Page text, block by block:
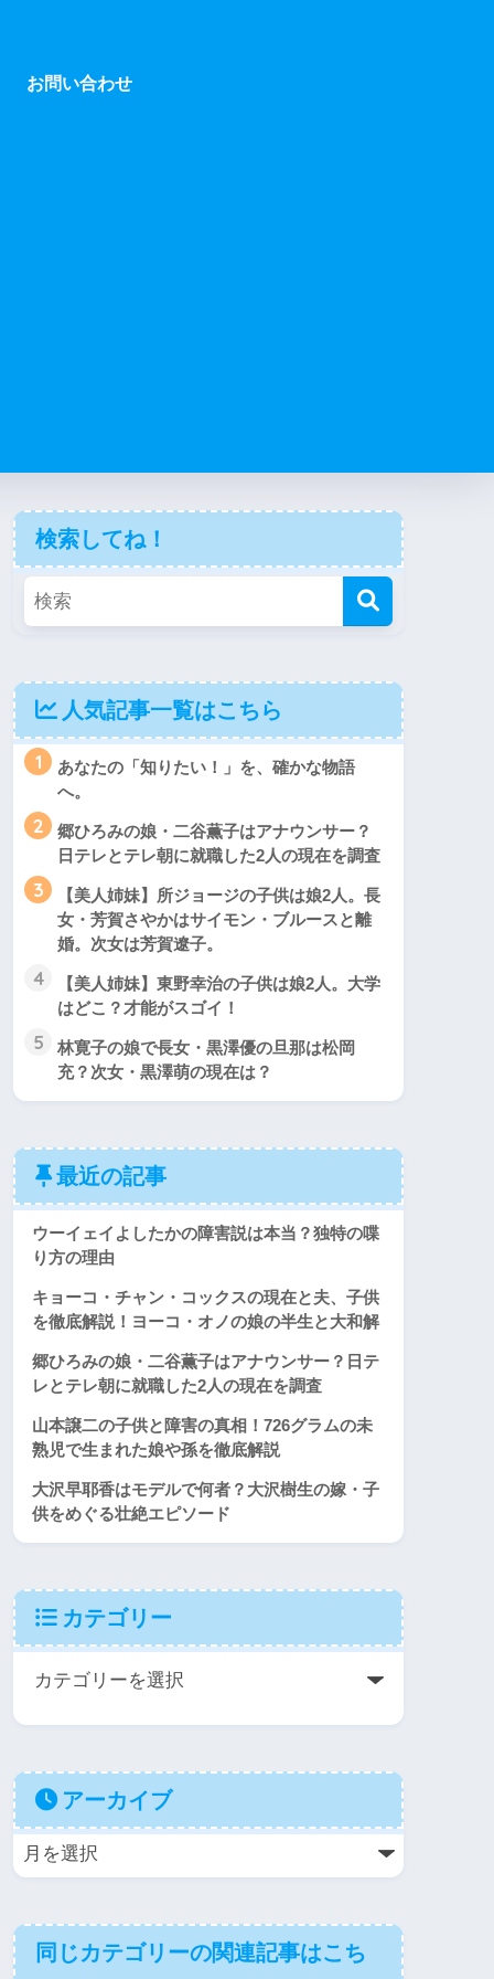
お問い合わせ
検索してね！
人気記事一覧はこちら
1
あなたの「知りたい！」を、確かな物語
へ。
2
郷ひろみの娘・二谷薫子はアナウンサー？
日テレとテレ朝に就職した2人の現在を調査
3
【美人姉妹】所ジョージの子供は娘2人。長
女・芳賀さやかはサイモン・ブルースと離
婚。次女は芳賀遼子。
4
【美人姉妹】東野幸治の子供は娘2人。大学
はどこ？才能がスゴイ！
5
林寛子の娘で長女・黒澤優の旦那は松岡
充？次女・黒澤萌の現在は？
最近の記事
ウーイェイよしたかの障害説は本当？独特の喋
り方の理由
キョーコ・チャン・コックスの現在と夫、子供
を徹底解説！ヨーコ・オノの娘の半生と大和解
郷ひろみの娘・二谷薫子はアナウンサー？日テ
レとテレ朝に就職した2人の現在を調査
山本譲二の子供と障害の真相！726グラムの未
熟児で生まれた娘や孫を徹底解説
大沢早耶香はモデルで何者？大沢樹生の嫁・子
供をめぐる壮絶エピソード
カテゴリー
アーカイブ
同じカテゴリーの関連記事はこち